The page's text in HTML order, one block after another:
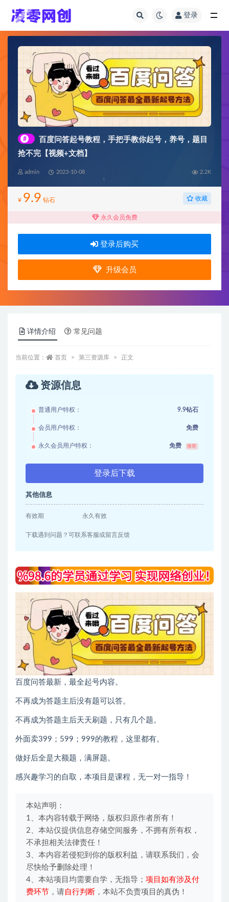
登录
#
百度问答起号教程，手把手教你起号，养号，题目
抢不完【视频+文档】
admin 2023-10-08 2.2K
¥ 9.9 钻石 收藏
永久会员免费
登录后购买
升级会员
详情介绍 常见问题
当前位置： 首页 第三资源库 正文
资源信息
普通用户特权： 9.9钻石
会员用户特权： 免费
永久会员用户特权： 免费 推荐
登录后下载
其他信息
有效期 永久有效
下载遇到问题？可联系客服或留言反馈
百度问答最新，最全起号内容。
不再成为答题主后没有题可以答。
不再成为答题主后天天刷题，只有几个题。
外面卖399；599；999的教程，这里都有。
做好后全是大额题，满屏题。
感兴趣学习的自取，本项目是课程，无一对一指导！
本站声明：
1、本内容转载于网络，版权归原作者所有！
2、本站仅提供信息存储空间服务，不拥有所有权，
不承担相关法律责任！
3、本内容若侵犯到你的版权利益，请联系我们，会
尽快给予删除处理！
4、本站项目均需要自学，无指导； 项目如有涉及付
费环节 ，请自行判断 ，本站不负责项目的真伪！